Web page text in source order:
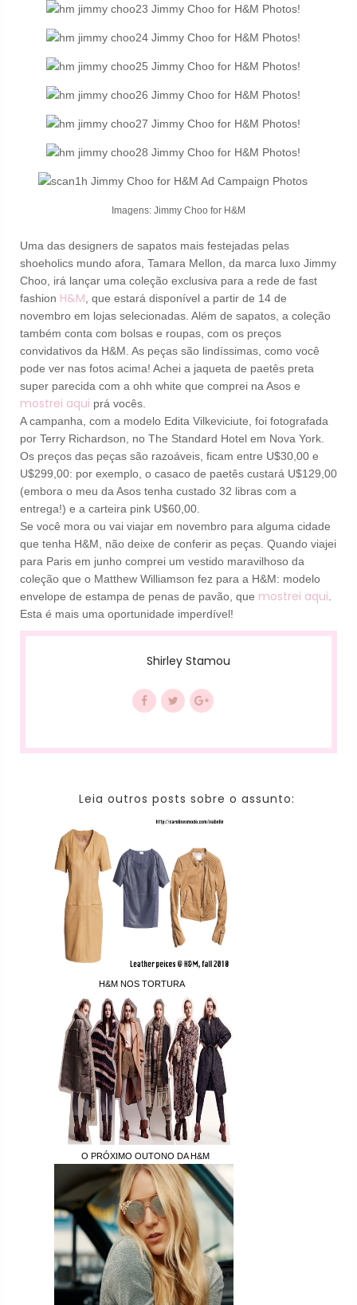
Imagens: Jimmy Choo for H&M
Uma das designers de sapatos mais festejadas pelas
shoeholics mundo afora, Tamara Mellon, da marca luxo Jimmy
Choo, irá lançar uma coleção exclusiva para a rede de fast
fashion H&M , que estará disponível a partir de 14 de
novembro em lojas selecionadas. Além de sapatos, a coleção
também conta com bolsas e roupas, com os preços
convidativos da H&M. As peças são lindíssimas, como você
pode ver nas fotos acima! Achei a jaqueta de paetês preta
super parecida com a ohh white que comprei na Asos e
mostrei aqui prá vocês.
A campanha, com a modelo Edita Vilkeviciute, foi fotografada
por Terry Richardson, no The Standard Hotel em Nova York.
Os preços das peças são razoáveis, ficam entre U$30,00 e
U$299,00: por exemplo, o casaco de paetês custará U$129,00
(embora o meu da Asos tenha custado 32 libras com a
entrega!) e a carteira pink U$60,00.
Se você mora ou vai viajar em novembro para alguma cidade
que tenha H&M, não deixe de conferir as peças. Quando viajei
para Paris em junho comprei um vestido maravilhoso da
coleção que o Matthew Williamson fez para a H&M: modelo
envelope de estampa de penas de pavão, que mostrei aqui
Esta é mais uma oportunidade imperdível!
Shirley Stamou
Leia outros posts sobre o assunto:
H&M NOS TORTURA
O PRÓXIMO OUTONO DA H&M